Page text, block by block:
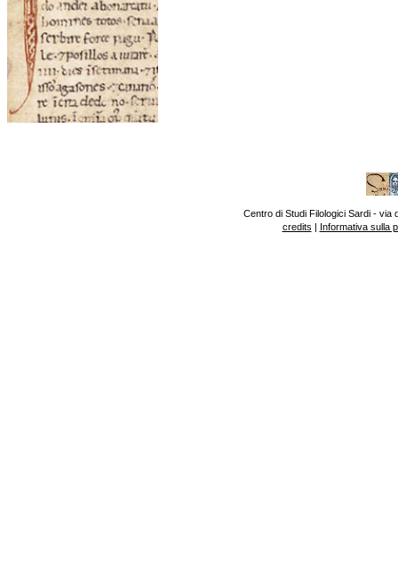
Centro di Studi Filologici Sardi - via
credits | Informativa sulla